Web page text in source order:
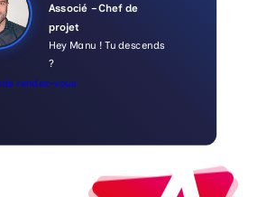
Associé – Chef de
projet
Hey Manu ! Tu descends
?
rendez-vous